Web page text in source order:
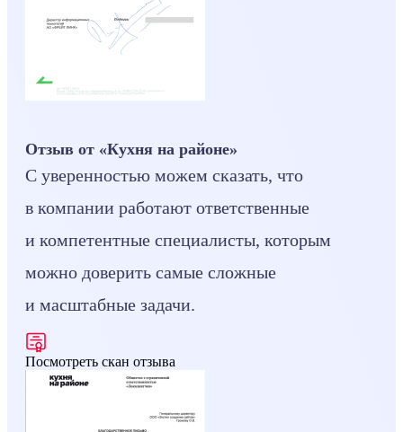
Отзыв от «Кухня на районе»
С уверенностью можем сказать, что
в компании работают ответственные
и компетентные специалисты, которым
можно доверить самые сложные
и масштабные задачи.
Посмотреть скан отзыва